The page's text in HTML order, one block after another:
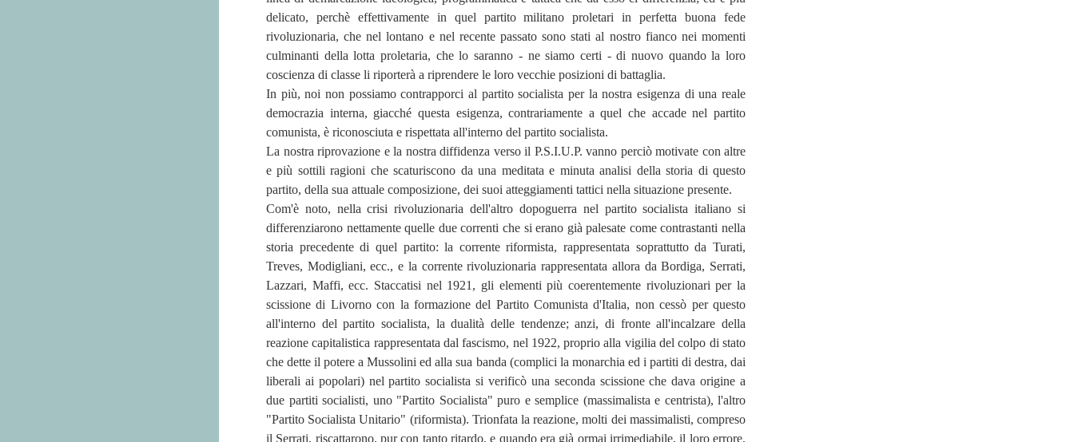
delicato, perchè effettivamente in quel partito militano proletari in perfetta buona fede
rivoluzionaria, che nel lontano e nel recente passato sono stati al nostro fianco nei momenti
culminanti della lotta proletaria, che lo saranno - ne siamo certi - di nuovo quando la loro
coscienza di classe li riporterà a riprendere le loro vecchie posizioni di battaglia.
In più, noi non possiamo contrapporci al partito socialista per la nostra esigenza di una reale
democrazia interna, giacché questa esigenza, contrariamente a quel che accade nel partito
comunista, è riconosciuta e rispettata all'interno del partito socialista.
La nostra riprovazione e la nostra diffidenza verso il P.S.I.U.P. vanno perciò motivate con altre
e più sottili ragioni che scaturiscono da una meditata e minuta analisi della storia di questo
partito, della sua attuale composizione, dei suoi atteggiamenti tattici nella situazione presente.
Com'è noto, nella crisi rivoluzionaria dell'altro dopoguerra nel partito socialista italiano si
differenziarono nettamente quelle due correnti che si erano già palesate come contrastanti nella
storia precedente di quel partito: la corrente riformista, rappresentata soprattutto da Turati,
Treves, Modigliani, ecc., e la corrente rivoluzionaria rappresentata allora da Bordiga, Serrati,
Lazzari, Maffi, ecc. Staccatisi nel 1921, gli elementi più coerentemente rivoluzionari per la
scissione di Livorno con la formazione del Partito Comunista d'Italia, non cessò per questo
all'interno del partito socialista, la dualità delle tendenze; anzi, di fronte all'incalzare della
reazione capitalistica rappresentata dal fascismo, nel 1922, proprio alla vigilia del colpo di stato
che dette il potere a Mussolini ed alla sua banda (complici la monarchia ed i partiti di destra, dai
liberali ai popolari) nel partito socialista si verificò una seconda scissione che dava origine a
due partiti socialisti, uno "Partito Socialista" puro e semplice (massimalista e centrista), l'altro
"Partito Socialista Unitario" (riformista). Trionfata la reazione, molti dei massimalisti, compreso
il Serrati, riscattarono, pur con tanto ritardo, e quando era già ormai irrimediabile, il loro errore,